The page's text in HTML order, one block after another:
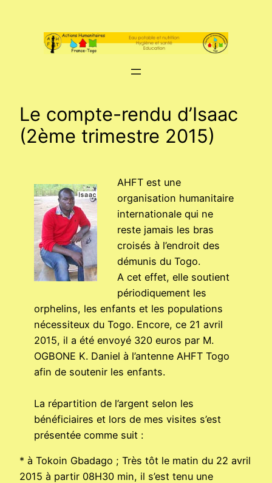
Le compte-rendu d’Isaac
(2ème trimestre 2015)
AHFT est une
organisation humanitaire
internationale qui ne
reste jamais les bras
croisés à l’endroit des
démunis du Togo.
A cet effet, elle soutient
périodiquement les
orphelins, les enfants et les populations
nécessiteux du Togo. Encore, ce 21 avril
2015, il a été envoyé 320 euros par M.
OGBONE K. Daniel à l’antenne AHFT Togo
afin de soutenir les enfants.
La répartition de l’argent selon les
bénéficiaires et lors de mes visites s’est
présentée comme suit :
* à Tokoin Gbadago ; Très tôt le matin du 22 avril
2015 à partir 08H30 min, il s’est tenu une